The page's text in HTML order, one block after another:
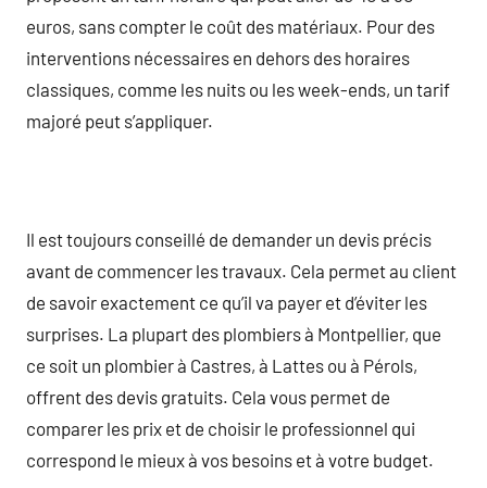
euros, sans compter le coût des matériaux. Pour des
interventions nécessaires en dehors des horaires
classiques, comme les nuits ou les week-ends, un tarif
majoré peut s’appliquer.
Il est toujours conseillé de demander un devis précis
avant de commencer les travaux. Cela permet au client
de savoir exactement ce qu’il va payer et d’éviter les
surprises. La plupart des plombiers à Montpellier, que
ce soit un plombier à Castres, à Lattes ou à Pérols,
offrent des devis gratuits. Cela vous permet de
comparer les prix et de choisir le professionnel qui
correspond le mieux à vos besoins et à votre budget.